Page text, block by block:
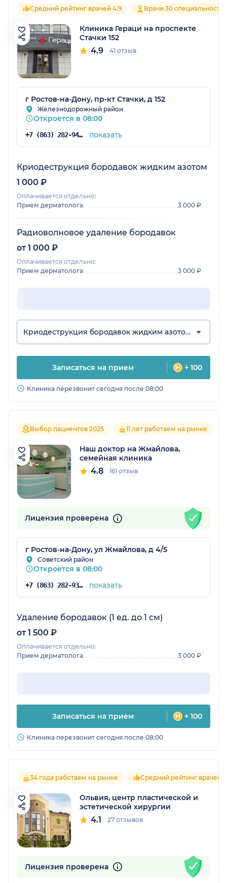
Средний рейтинг врачей 4.9 Врачи 30
Клиника Гераци на проспекте
Стачки 152
4.9 41 отзыв
г Ростов-на-Дону, пр-кт Стачки, д 152
Железнодорожный район
Откроется в 08:00
+7 (863) 282-94-43 показать
Криодеструкция бородавок жидким азотом
1 000 ₽
Оплачивается отдельно:
Прием дерматолога
3 000 ₽
Радиоволновое удаление бородавок
от 1 000 ₽
Оплачивается отдельно:
Прием дерматолога
3 000 ₽
Криодеструкция бородавок жидким азотом
Записаться на прием + 100
Клиника перезвонит сегодня после 08:00
Выбор пациентов 2025 11 лет работаем на рынке
Наш доктор на Жмайлова,
семейная клиника
4.8 161 отзыв
Лицензия проверена
г Ростов-на-Дону, ул Жмайлова, д 4/5
Советский район
Откроется в 08:00
+7 (863) 282-93-55 показать
Удаление бородавок (1 ед. до 1 см)
от 1 500 ₽
Оплачивается отдельно:
Прием дерматолога
3 000 ₽
Записаться на прием + 100
Клиника перезвонит сегодня после 08:00
34 года работаем на рынке Средний рейтинг врачей
Ольвия, центр пластической и
эстетической хирургии
4.1 27 отзывов
Лицензия проверена